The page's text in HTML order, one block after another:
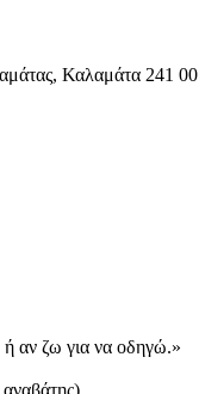
Καλαμάτα 241 00
ή αν ζω για να οδηγώ.»